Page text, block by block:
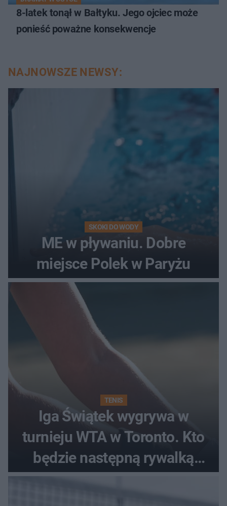
8-latek tonął w Bałtyku. Jego ojciec może
ponieść poważne konsekwencje
NAJNOWSZE NEWSY:
SKOKI DO WODY
ME w pływaniu. Dobre
miejsce Polek w Paryżu
TENIS
Iga Świątek wygrywa w
turnieju WTA w Toronto. Kto
będzie następną rywalką
Polki?